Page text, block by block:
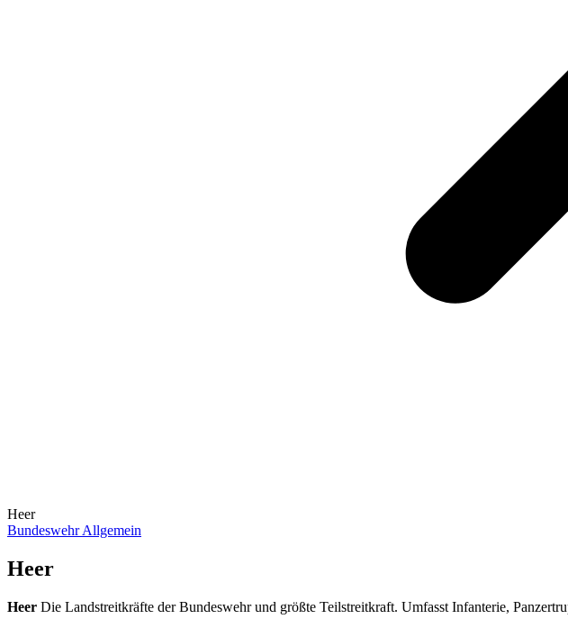
Heer
Bundeswehr Allgemein
Heer
Heer Die Landstreitkräfte der Bundeswehr und größte Teilstreitkraft. Umfasst Infanterie,